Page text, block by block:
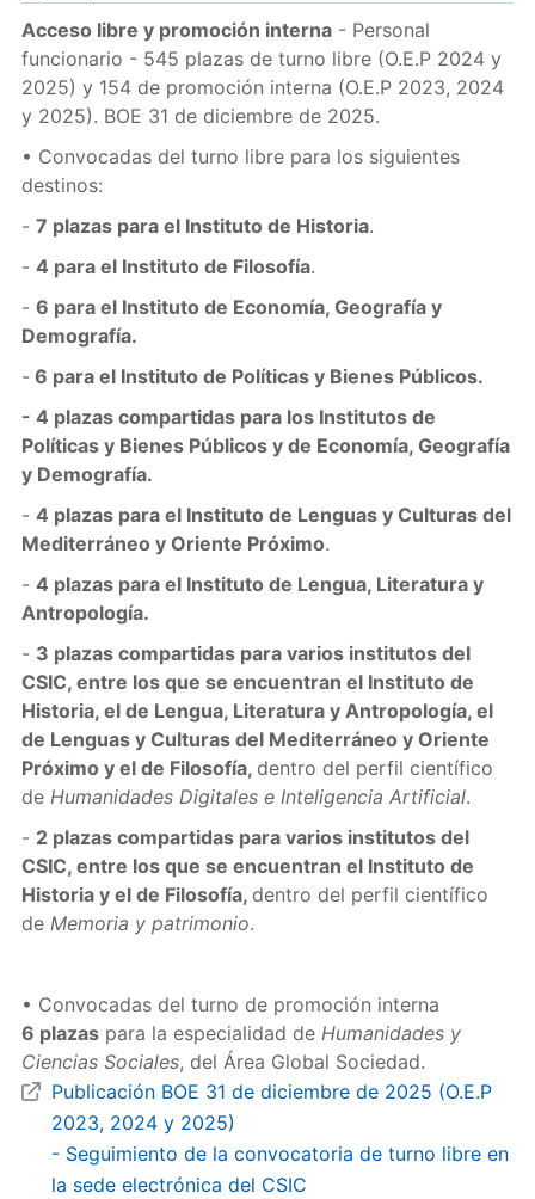
Acceso libre y promoción interna- Personal
funcionario - 545 plazas de turno libre (O.E.P 2024 y
2025) y 154 de promoción interna (O.E.P 2023, 2024
y 2025). BOE 31 de diciembre de 2025.
• Convocadas del turno libre para los siguientes
destinos:
- 7 plazas para el Instituto de Historia.
- 4 para el Instituto de Filosofía.
- 6 para el Instituto de Economía, Geografía y
Demografía.
- 6 para el Instituto de Políticas y Bienes Públicos.
- 4 plazas compartidas para los Institutos de
Políticas y Bienes Públicos y de Economía, Geografía
y Demografía.
- 4 plazas para el Instituto de Lenguas y Culturas del
Mediterráneo y Oriente Próximo.
- 4 plazas para el Instituto de Lengua, Literatura y
Antropología.
- 3 plazas compartidas para varios institutos del
CSIC, entre los que se encuentran el Instituto de
Historia, el de Lengua, Literatura y Antropología, el
de Lenguas y Culturas del Mediterráneo y Oriente
Próximo y el de Filosofía, dentro del perfil científico
de Humanidades Digitales e Inteligencia Artificial.
- 2 plazas compartidas para varios institutos del
CSIC, entre los que se encuentran el Instituto de
Historia y el de Filosofía, dentro del perfil científico
de Memoria y patrimonio.
• Convocadas del turno de promoción interna
6 plazaspara la especialidad de Humanidades y
Ciencias Sociales, del Área Global Sociedad.
Publicación BOE 31 de diciembre de 2025 (O.E.P
2023, 2024 y 2025)
- Seguimiento de la convocatoria de turno libre en
la sede electrónica del CSIC